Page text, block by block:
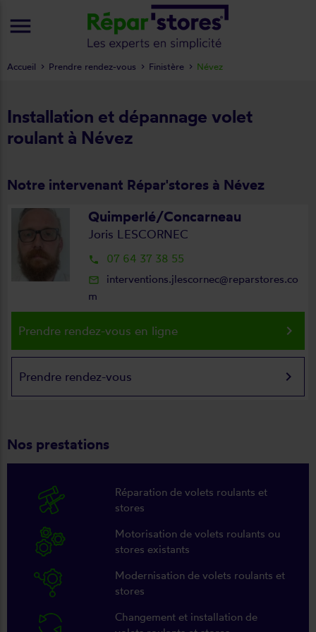
Installation et dépannage volet
roulant à Névez
Notre intervenant Répar'stores à Névez
Quimperlé/Concarneau
Joris LESCORNEC
local_phone 07 64 37 38 55
mail_outline
interventions.jlescornec@reparstores.co
m
Prendre rendez-vous en ligne keyboard_arrow_right
Prendre rendez-vous keyboard_arrow_right
Nos prestations
Réparation de volets roulants et
stores
Motorisation de volets roulants ou
stores existants
Modernisation de volets roulants et
stores
Changement et installation de
Accueil Prendre rendez-vous Finistère Névez
menu